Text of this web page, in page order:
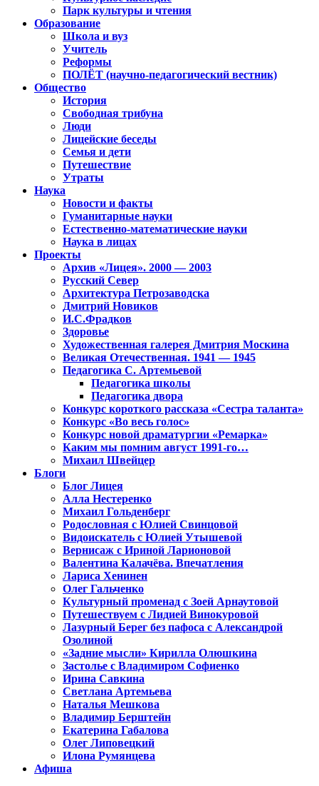
Парк культуры и чтения
Образование
Школа и вуз
Учитель
Реформы
ПОЛЁТ (научно-педагогический вестник)
Общество
История
Свободная трибуна
Люди
Лицейские беседы
Семья и дети
Путешествие
Утраты
Наука
Новости и факты
Гуманитарные науки
Естественно-математические науки
Наука в лицах
Проекты
Архив «Лицея». 2000 — 2003
Русский Север
Архитектура Петрозаводска
Дмитрий Новиков
И.С.Фрадков
Здоровье
Художественная галерея Дмитрия Москина
Великая Отечественная. 1941 — 1945
Педагогика С. Артемьевой
Педагогика школы
Педагогика двора
Конкурс короткого рассказа «Сестра таланта»
Конкурс «Во весь голос»
Конкурс новой драматургии «Ремарка»
Каким мы помним август 1991-го…
Михаил Швейцер
Блоги
Блог Лицея
Алла Нестеренко
Михаил Гольденберг
Родословная с Юлией Свинцовой
Видоискатель с Юлией Утышевой
Вернисаж с Ириной Ларионовой
Валентина Калачёва. Впечатления
Лариса Хенинен
Олег Гальченко
Культурный променад с Зоей Арнаутовой
Путешествуем с Лидией Винокуровой
Лазурный Берег без пафоса с Александрой
Озолиной
«Задние мысли» Кирилла Олюшкина
Застолье с Владимиром Софиенко
Ирина Савкина
Светлана Артемьева
Наталья Мешкова
Владимир Берштейн
Екатерина Габалова
Олег Липовецкий
Илона Румянцева
Афиша